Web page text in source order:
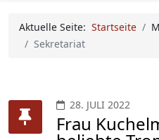
Aktuelle Seite: Startseite
Sekretariat
28. JULI 2022
Frau